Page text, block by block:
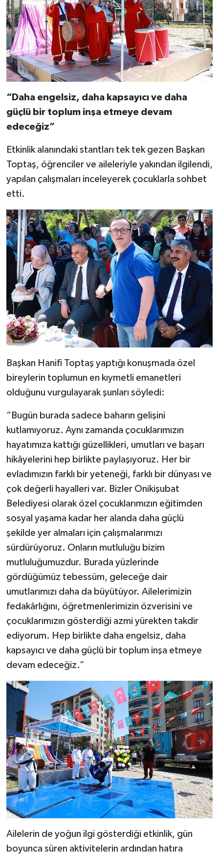
“Daha engelsiz, daha kapsayıcı ve daha
güçlü bir toplum inşa etmeye devam
edeceğiz”
Etkinlik alanındaki stantları tek tek gezen Başkan
Toptaş, öğrenciler ve aileleriyle yakından ilgilendi,
yapılan çalışmaları inceleyerek çocuklarla sohbet
etti.
Başkan Hanifi Toptaş yaptığı konuşmada özel
bireylerin toplumun en kıymetli emanetleri
olduğunu vurgulayarak şunları söyledi:
“Bugün burada sadece baharın gelişini
kutlamıyoruz. Aynı zamanda çocuklarımızın
hayatımıza kattığı güzellikleri, umutları ve başarı
hikâyelerini hep birlikte paylaşıyoruz. Her bir
evladımızın farklı bir yeteneği, farklı bir dünyası ve
çok değerli hayalleri var. Bizler Onikişubat
Belediyesi olarak özel çocuklarımızın eğitimden
sosyal yaşama kadar her alanda daha güçlü
şekilde yer almaları için çalışmalarımızı
sürdürüyoruz. Onların mutluluğu bizim
mutluluğumuzdur. Burada yüzlerinde
gördüğümüz tebessüm, geleceğe dair
umutlarımızı daha da büyütüyor. Ailelerimizin
fedakârlığını, öğretmenlerimizin özverisini ve
çocuklarımızın gösterdiği azmi yürekten takdir
ediyorum. Hep birlikte daha engelsiz, daha
kapsayıcı ve daha güçlü bir toplum inşa etmeye
devam edeceğiz.”
Ailelerin de yoğun ilgi gösterdiği etkinlik, gün
boyunca süren aktivitelerin ardından hatıra